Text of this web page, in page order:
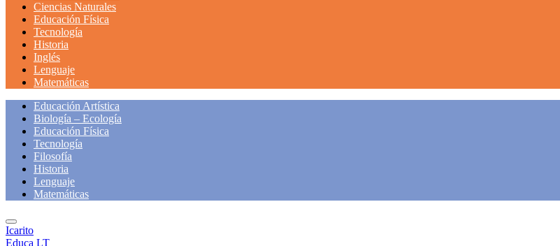
Ciencias Naturales
Educación Física
Tecnología
Historia
Inglés
Lenguaje
Matemáticas
Educación Artística
Biología – Ecología
Educación Física
Tecnología
Filosofía
Historia
Lenguaje
Matemáticas
Icarito
Educa LT